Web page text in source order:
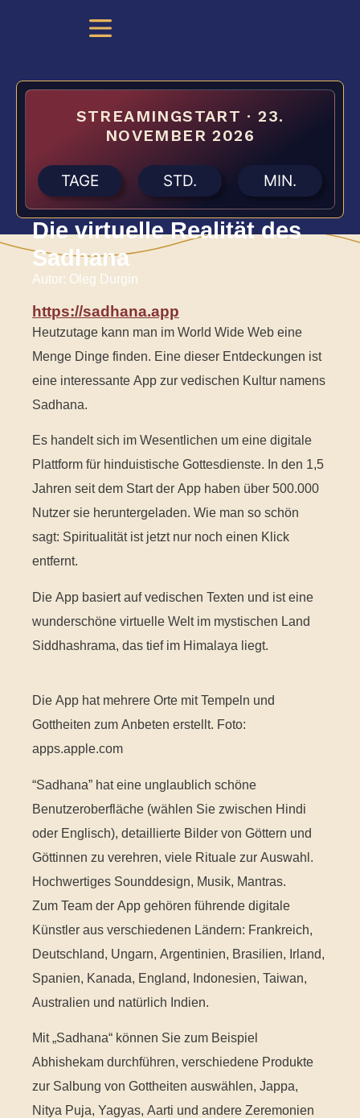
STREAMINGSTART · 23.
NOVEMBER 2026
TAGE STD. MIN.
Die virtuelle Realität des
Sadhana
Autor: Oleg Durgin
https://sadhana.app
Heutzutage kann man im World Wide Web eine
Menge Dinge finden. Eine dieser Entdeckungen ist
eine interessante App zur vedischen Kultur namens
Sadhana.
Es handelt sich im Wesentlichen um eine digitale
Plattform für hinduistische Gottesdienste. In den 1,5
Jahren seit dem Start der App haben über 500.000
Nutzer sie heruntergeladen. Wie man so schön
sagt: Spiritualität ist jetzt nur noch einen Klick
entfernt.
Die App basiert auf vedischen Texten und ist eine
wunderschöne virtuelle Welt im mystischen Land
Siddhashrama, das tief im Himalaya liegt.
Die App hat mehrere Orte mit Tempeln und
Gottheiten zum Anbeten erstellt. Foto:
apps.apple.com
“Sadhana” hat eine unglaublich schöne
Benutzeroberfläche (wählen Sie zwischen Hindi
oder Englisch), detaillierte Bilder von Göttern und
Göttinnen zu verehren, viele Rituale zur Auswahl.
Hochwertiges Sounddesign, Musik, Mantras.
Zum Team der App gehören führende digitale
Künstler aus verschiedenen Ländern: Frankreich,
Deutschland, Ungarn, Argentinien, Brasilien, Irland,
Spanien, Kanada, England, Indonesien, Taiwan,
Australien und natürlich Indien.
Mit „Sadhana“ können Sie zum Beispiel
Abhishekam durchführen, verschiedene Produkte
zur Salbung von Gottheiten auswählen, Jappa,
Nitya Puja, Yagyas, Aarti und andere Zeremonien